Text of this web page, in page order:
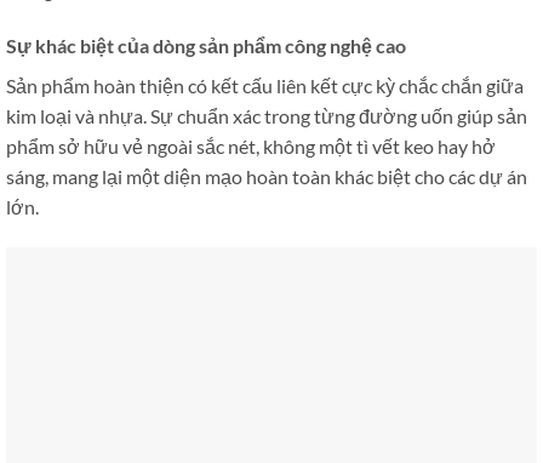
Sự khác biệt của dòng sản phẩm công nghệ cao
Sản phẩm hoàn thiện có kết cấu liên kết cực kỳ chắc chắn giữa
kim loại và nhựa. Sự chuẩn xác trong từng đường uốn giúp sản
phẩm sở hữu vẻ ngoài sắc nét, không một tì vết keo hay hở
sáng, mang lại một diện mạo hoàn toàn khác biệt cho các dự án
lớn.